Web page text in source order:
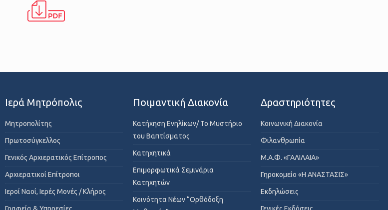
Ιερά Μητρόπολις
Μητροπολίτης
Πρωτοσύγκελλος
Γενικός Αρχιερατικός Επίτροπος
Αρχιερατικοί Επίτροποι
Ιεροί Ναοί, Ιερές Μονές / Κλήρος
Γραφεία & Υπηρεσίες
Ποιμαντική Διακονία
Κατήχηση Ενηλίκων/ Το Μυστήριο
του Βαπτίσματος
Κατηχητικά
Επιμορφωτικά Σεμινάρια
Κατηχητών
Κοινότητα Νέων “Ορθόδοξη
Δραστηριότητες
Κοινωνική Διακονία
Φιλανθρωπία
Μ.Α.Φ. «ΓΑΛΙΛΑΙΑ»
Γηροκομείο «Η ΑΝΑΣΤΑΣΙΣ»
Εκδηλώσεις
Γενικές Εκδόσεις